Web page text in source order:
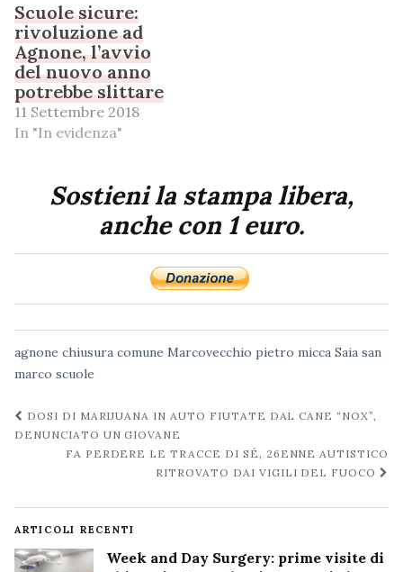
Scuole sicure:
rivoluzione ad
Agnone, l’avvio
del nuovo anno
potrebbe slittare
11 Settembre 2018
In "In evidenza"
Sostieni la stampa libera,
anche con 1 euro.
agnone chiusura comune Marcovecchio pietro micca Saia san
marco scuole
Navigazione
post
DOSI DI MARIJUANA IN AUTO FIUTATE DAL CANE “NOX”,
DENUNCIATO UN GIOVANE
FA PERDERE LE TRACCE DI SÉ, 26ENNE AUTISTICO
RITROVATO DAI VIGILI DEL FUOCO
ARTICOLI RECENTI
Week and Day Surgery: prime visite di